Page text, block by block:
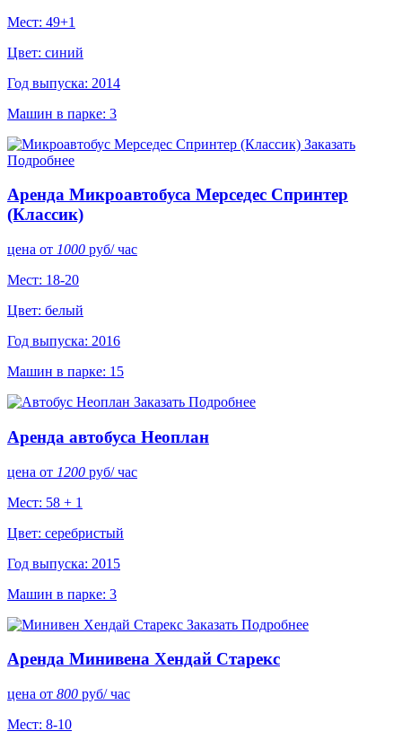
Мест: 49+1
Цвет: синий
Год выпуска: 2014
Машин в парке: 3
Заказать
Подробнее
Аренда Микроавтобуса Мерседес Спринтер
(Классик)
цена от 1000 руб/ час
Мест: 18-20
Цвет: белый
Год выпуска: 2016
Машин в парке: 15
Заказать Подробнее
Аренда автобуса Неоплан
цена от 1200 руб/ час
Мест: 58 + 1
Цвет: серебристый
Год выпуска: 2015
Машин в парке: 3
Заказать Подробнее
Аренда Минивена Хендай Старекс
цена от 800 руб/ час
Мест: 8-10